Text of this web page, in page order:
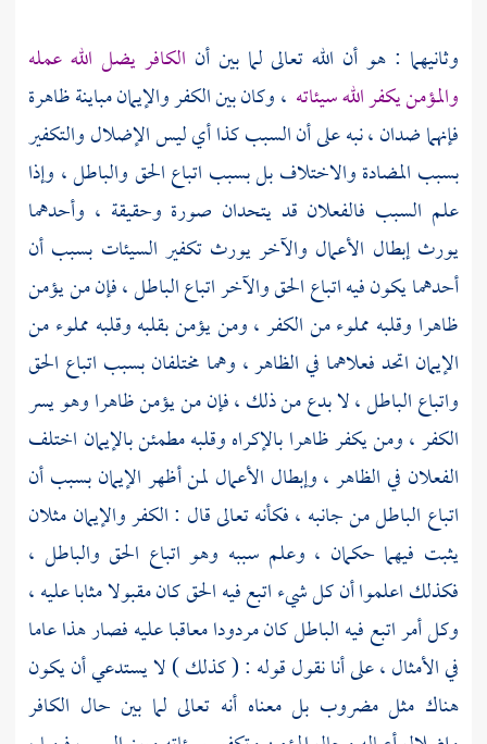
وثانيهما : هو أن الله تعالى لما بين أن الكافر يضل الله عمله
والمؤمن يكفر الله سيئاته ، وكان بين الكفر والإيمان مباينة ظاهرة
فإنهما ضدان ، نبه على أن السبب كذا أي ليس الإضلال والتكفير
بسبب المضادة والاختلاف بل بسبب اتباع الحق والباطل ، وإذا
علم السبب فالفعلان قد يتحدان صورة وحقيقة ، وأحدهما
يورث إبطال الأعمال والآخر يورث تكفير السيئات بسبب أن
أحدهما يكون فيه اتباع الحق والآخر اتباع الباطل ، فإن من يؤمن
ظاهرا وقلبه مملوء من الكفر ، ومن يؤمن بقلبه وقلبه مملوء من
الإيمان اتحد فعلاهما في الظاهر ، وهما مختلفان بسبب اتباع الحق
واتباع الباطل ، لا بدع من ذلك ، فإن من يؤمن ظاهرا وهو يسر
الكفر ، ومن يكفر ظاهرا بالإكراه وقلبه مطمئن بالإيمان اختلف
الفعلان في الظاهر ، وإبطال الأعمال لمن أظهر الإيمان بسبب أن
اتباع الباطل من جانبه ، فكأنه تعالى قال : ‌‌‌‌‌‌الكفر والإيمان مثلان
يثبت فيهما حكمان ، وعلم سببه وهو اتباع الحق والباطل ،
فكذلك اعلموا أن كل شيء اتبع فيه الحق كان مقبولا مثابا عليه ،
وكل أمر اتبع فيه الباطل كان مردودا معاقبا عليه فصار هذا عاما
في الأمثال ، على أنا نقول قوله : ( كذلك ) لا يستدعي أن يكون
هناك مثل مضروب بل معناه أنه تعالى لما بين حال الكافر